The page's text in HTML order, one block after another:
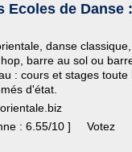
Ecoles de Danse
danse
barre au sol ou
: cours et stages toute
d'état.
: 6.55/10 ] Votez